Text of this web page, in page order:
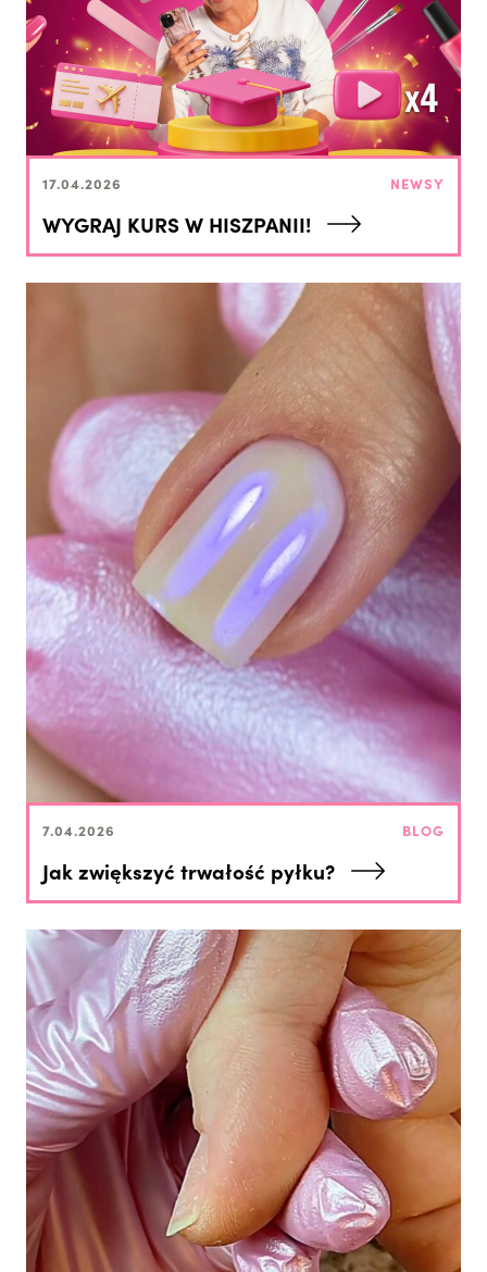
17.04.2026 NEWSY
WYGRAJ KURS W HISZPANII!
7.04.2026 BLOG
Jak zwiększyć trwałość pyłku?